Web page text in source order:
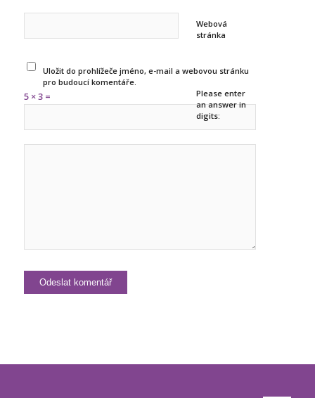
Webová
stránka
Uložit do prohlížeče jméno, e-mail a webovou stránku
pro budoucí komentáře.
Please enter
an answer in
digits:
5 × 3 =